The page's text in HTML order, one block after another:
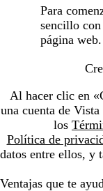
Para
sencillo con
página web.
Al hacer clic en
una cuenta de
los
Política de
datos entre ellos, y
Ventajas que te